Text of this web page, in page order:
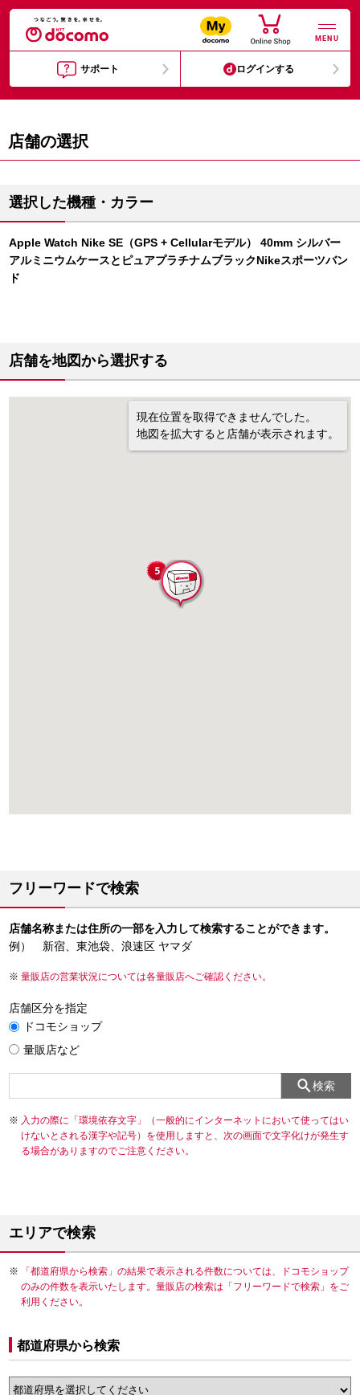
MENU
サポート ログインする
店舗の選択
選択した機種・カラー
Apple Watch Nike SE（GPS + Cellularモデル） 40mm シルバー
アルミニウムケースとピュアプラチナムブラックNikeスポーツバン
ド
店舗を地図から選択する
現在位置を取得できませんでした。
地図を拡大すると店舗が表示されます。
フリーワードで検索
店舗名称または住所の一部を入力して検索することができます。
例） 新宿、東池袋、浪速区 ヤマダ
量販店の営業状況については各量販店へご確認ください。
店舗区分を指定
ドコモショップ
量販店など
検索
入力の際に「環境依存文字」（一般的にインターネットにおいて使ってはい
けないとされる漢字や記号）を使用しますと、次の画面で文字化けが発生す
る場合がありますのでご注意ください。
エリアで検索
「都道府県から検索」の結果で表示される件数については、ドコモショップ
のみの件数を表示いたします。量販店の検索は「フリーワードで検索」をご
利用ください。
都道府県から検索